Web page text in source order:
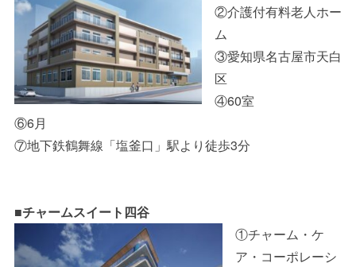
②介護付有料老人ホー
ム
③愛知県名古屋市天白
区
④60室
⑥6月
⑦地下鉄鶴舞線「塩釜口」駅より徒歩3分
■チャームスイート四谷
①チャーム・ケ
ア・コーポレーシ